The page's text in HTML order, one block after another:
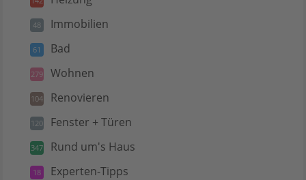
48 Immobilien
61 Bad
279 Wohnen
104 Renovieren
120 Fenster + Türen
347 Rund um's Haus
18 Experten-Tipps